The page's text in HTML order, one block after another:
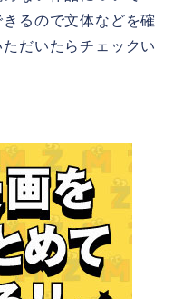
るので文体などを確
だいたらチェックい